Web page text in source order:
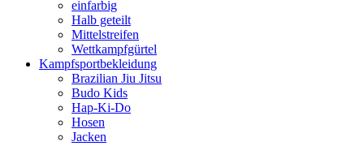
einfarbig
Halb geteilt
Mittelstreifen
Wettkampfgürtel
Kampfsportbekleidung
Brazilian Jiu Jitsu
Budo Kids
Hap-Ki-Do
Hosen
Jacken